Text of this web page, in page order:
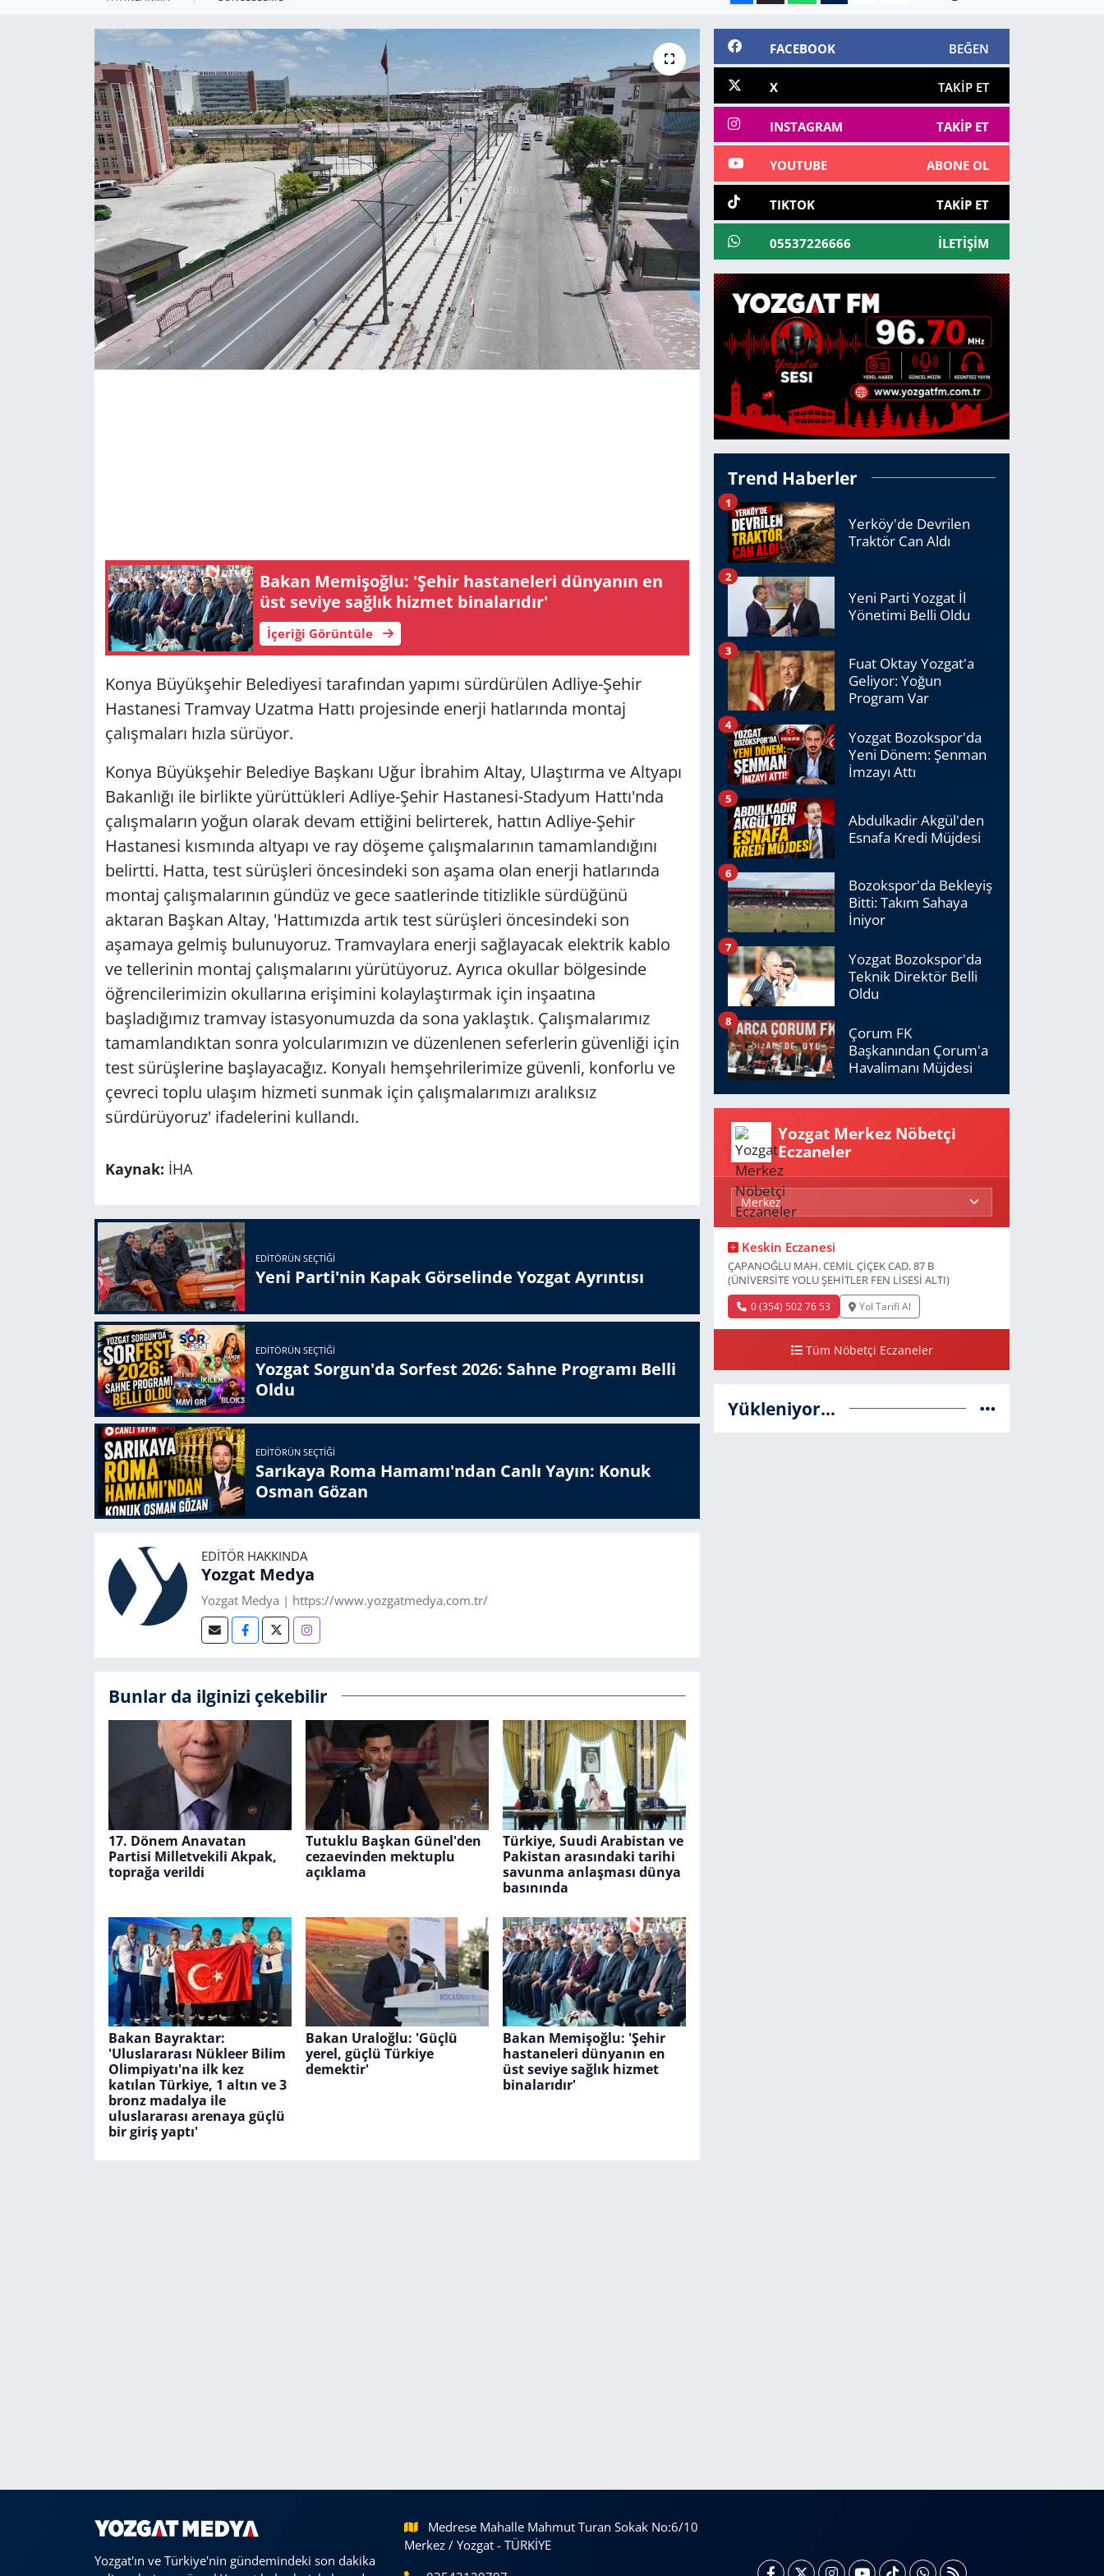
Bakan Memişoğlu: 'Şehir hastaneleri dünyanın en
üst seviye sağlık hizmet binalarıdır'
İçeriği Görüntüle
Konya Büyükşehir Belediyesi tarafından yapımı sürdürülen Adliye-Şehir
Hastanesi Tramvay Uzatma Hattı projesinde enerji hatlarında montaj
çalışmaları hızla sürüyor.
Konya Büyükşehir Belediye Başkanı Uğur İbrahim Altay, Ulaştırma ve Altyapı
Bakanlığı ile birlikte yürüttükleri Adliye-Şehir Hastanesi-Stadyum Hattı'nda
çalışmaların yoğun olarak devam ettiğini belirterek, hattın Adliye-Şehir
Hastanesi kısmında altyapı ve ray döşeme çalışmalarının tamamlandığını
belirtti. Hatta, test sürüşleri öncesindeki son aşama olan enerji hatlarında
montaj çalışmalarının gündüz ve gece saatlerinde titizlikle sürdüğünü
aktaran Başkan Altay, 'Hattımızda artık test sürüşleri öncesindeki son
aşamaya gelmiş bulunuyoruz. Tramvaylara enerji sağlayacak elektrik kablo
ve tellerinin montaj çalışmalarını yürütüyoruz. Ayrıca okullar bölgesinde
öğrencilerimizin okullarına erişimini kolaylaştırmak için inşaatına
başladığımız tramvay istasyonumuzda da sona yaklaştık. Çalışmalarımız
tamamlandıktan sonra yolcularımızın ve düzenlenen seferlerin güvenliği için
test sürüşlerine başlayacağız. Konyalı hemşehrilerimize güvenli, konforlu ve
çevreci toplu ulaşım hizmeti sunmak için çalışmalarımızı aralıksız
sürdürüyoruz' ifadelerini kullandı.
Kaynak: İHA
EDITÖRÜN SEÇTIĞI
Yeni Parti'nin Kapak Görselinde Yozgat Ayrıntısı
EDITÖRÜN SEÇTIĞI
Yozgat Sorgun'da Sorfest 2026: Sahne Programı Belli
Oldu
EDITÖRÜN SEÇTIĞI
Sarıkaya Roma Hamamı'ndan Canlı Yayın: Konuk
Osman Gözan
EDITÖR HAKKINDA
Yozgat Medya
Yozgat Medya | https://www.yozgatmedya.com.tr/
Bunlar da ilginizi çekebilir
17. Dönem Anavatan
Partisi Milletvekili Akpak,
toprağa verildi
Tutuklu Başkan Günel'den
cezaevinden mektuplu
açıklama
Türkiye, Suudi Arabistan ve
Pakistan arasındaki tarihi
savunma anlaşması dünya
basınında
Bakan Bayraktar:
'Uluslararası Nükleer Bilim
Olimpiyatı'na ilk kez
katılan Türkiye, 1 altın ve 3
bronz madalya ile
uluslararası arenaya güçlü
bir giriş yaptı'
Bakan Uraloğlu: 'Güçlü
yerel, güçlü Türkiye
demektir'
Bakan Memişoğlu: 'Şehir
hastaneleri dünyanın en
üst seviye sağlık hizmet
binalarıdır'
FACEBOOK BEĞEN
X TAKIP ET
INSTAGRAM TAKIP ET
YOUTUBE ABONE OL
TIKTOK TAKIP ET
05537226666 İLETIŞIM
Trend Haberler
Yerköy'de Devrilen
Traktör Can Aldı
1
Yeni Parti Yozgat İl
Yönetimi Belli Oldu
2
Fuat Oktay Yozgat'a
Geliyor: Yoğun
Program Var
3
Yozgat Bozokspor'da
Yeni Dönem: Şenman
İmzayı Attı
4
Abdulkadir Akgül'den
Esnafa Kredi Müjdesi
5
Bozokspor'da Bekleyiş
Bitti: Takım Sahaya
İniyor
6
Yozgat Bozokspor'da
Teknik Direktör Belli
Oldu
7
Çorum FK
Başkanından Çorum'a
Havalimanı Müjdesi
8
Yozgat Merkez Nöbetçi
Eczaneler
Keskin Eczanesi
ÇAPANOĞLU MAH. CEMİL ÇİÇEK CAD. 87 B
(ÜNİVERSİTE YOLU ŞEHİTLER FEN LİSESİ ALTI)
0 (354) 502 76 53 Yol Tarifi Al
Tüm Nöbetçi Eczaneler
Yükleniyor...
Yozgat'ın ve Türkiye'nin gündemindeki son dakika
Medrese Mahalle Mahmut Turan Sokak No:6/10
Merkez / Yozgat - TÜRKİYE